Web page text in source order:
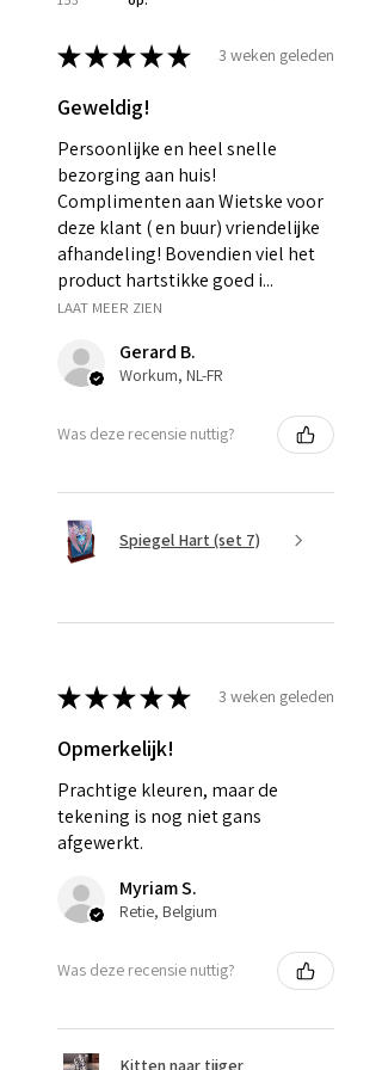
★★★★★ 3 weken geleden
Geweldig!
Persoonlijke en heel snelle
bezorging aan huis!
Complimenten aan Wietske voor
deze klant ( en buur) vriendelijke
afhandeling! Bovendien viel het
product hartstikke goed i...
LAAT MEER ZIEN
Gerard B.
Workum, NL-FR
Was deze recensie nuttig?
Spiegel Hart (set 7)
★★★★★ 3 weken geleden
Opmerkelijk!
Prachtige kleuren, maar de
tekening is nog niet gans
afgewerkt.
Myriam S.
Retie, Belgium
Was deze recensie nuttig?
Kitten naar tijger